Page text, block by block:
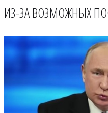
ИЗ-ЗА ВОЗМОЖНЫХ